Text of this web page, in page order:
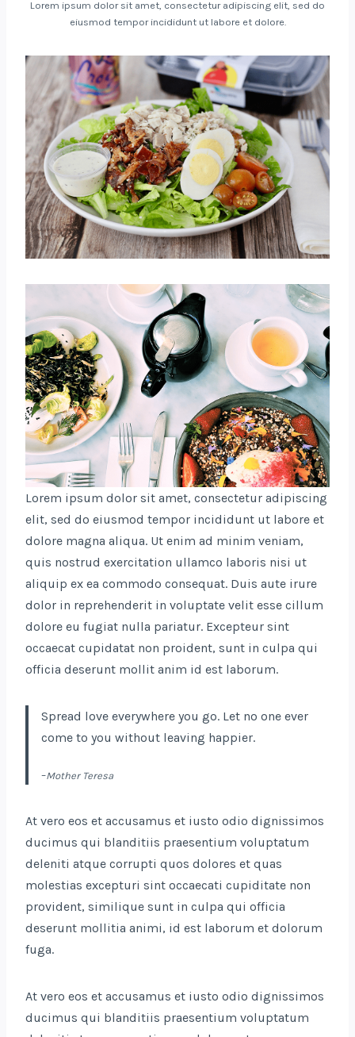
Lorem ipsum dolor sit amet, consectetur adipiscing elit, sed do
eiusmod tempor incididunt ut labore et dolore.
Lorem ipsum dolor sit amet, consectetur adipiscing
elit, sed do eiusmod tempor incididunt ut labore et
dolore magna aliqua. Ut enim ad minim veniam,
quis nostrud exercitation ullamco laboris nisi ut
aliquip ex ea commodo consequat. Duis aute irure
dolor in reprehenderit in voluptate velit esse cillum
dolore eu fugiat nulla pariatur. Excepteur sint
occaecat cupidatat non proident, sunt in culpa qui
officia deserunt mollit anim id est laborum.
Spread love everywhere you go. Let no one ever
come to you without leaving happier.
–Mother Teresa
At vero eos et accusamus et iusto odio dignissimos
ducimus qui blanditiis praesentium voluptatum
deleniti atque corrupti quos dolores et quas
molestias excepturi sint occaecati cupiditate non
provident, similique sunt in culpa qui officia
deserunt mollitia animi, id est laborum et dolorum
fuga.
At vero eos et accusamus et iusto odio dignissimos
ducimus qui blanditiis praesentium voluptatum